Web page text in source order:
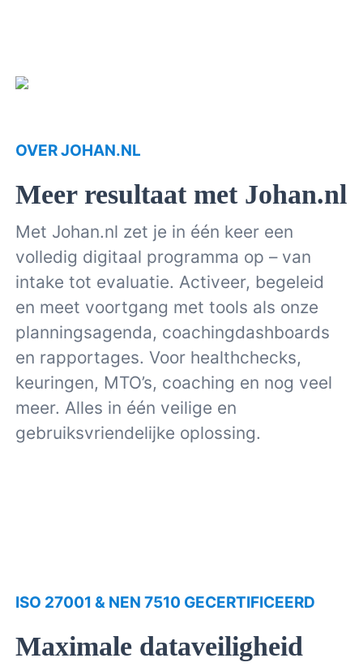
OVER JOHAN.NL
Meer resultaat met Johan.nl
Met Johan.nl zet je in één keer een
volledig digitaal programma op – van
intake tot evaluatie. Activeer, begeleid
en meet voortgang met tools als onze
planningsagenda, coachingdashboards
en rapportages. Voor healthchecks,
keuringen, MTO’s, coaching en nog veel
meer. Alles in één veilige en
gebruiksvriendelijke oplossing.
ISO 27001 & NEN 7510 GECERTIFICEERD
Maximale dataveiligheid